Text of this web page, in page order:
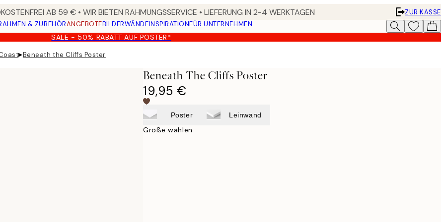
AB 59 € • WIR BIETEN RAHMUNGSSERVICE • LIEFERUNG IN 2-4 WERKTAGEN
ZUR KASSE
& ZUBEHÖRANGEBOTEBILDERWÄNDEINSPIRATIONFÜR UNTERNEHMEN
SALE - 50% RABATT AUF POSTER*
▸Beneath the Cliffs Poster
Beneath The Cliffs Poster
19,95 €
Poster Leinwand
Größe wählen